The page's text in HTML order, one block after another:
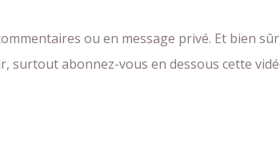
ou en message privé. Et bien
surtout abonnez-vous en dessous cette